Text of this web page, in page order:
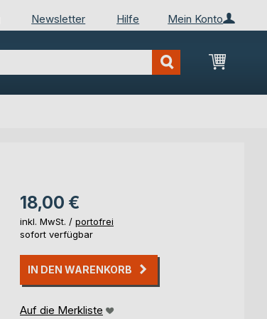
Mein Konto
Newsletter Hilfe
Mein
18,00 €
inkl. MwSt. / portofrei
sofort verfügbar
IN DEN WARENKORB
Auf die Merkliste